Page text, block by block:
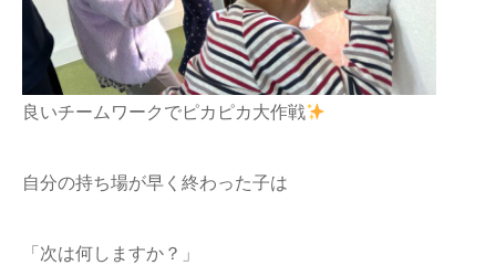
良いチームワークでピカピカ大作戦
自分の持ち場が早く終わった子は
「次は何しますか？」